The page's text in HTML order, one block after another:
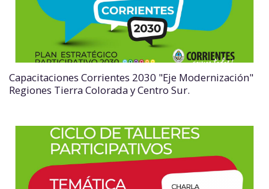
Capacitaciones Corrientes 2030 "Eje Modernización"
Regiones Tierra Colorada y Centro Sur.